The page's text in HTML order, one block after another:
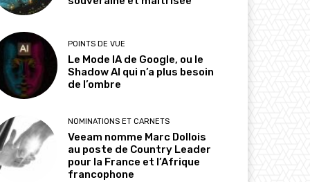
POINTS DE VUE
Le Mode IA de Google, ou le
Shadow AI qui n’a plus besoin
de l’ombre
NOMINATIONS ET CARNETS
Veeam nomme Marc Dollois
au poste de Country Leader
pour la France et l’Afrique
francophone